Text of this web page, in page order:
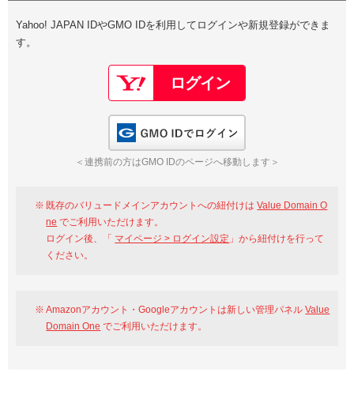
Google
GMO ID Amazon
※AmazonはValue Domain Oneのログイン画面へ遷移します
Value Domain Oneアカウント作成
以下でも登録可能
Google Yahoo!
GMO ID
Yahoo! JAPAN IDやGMO IDを利用してログインや新規登録ができま
す。
＜連携前の方はGMO IDのページへ移動します＞
既存のバリュードメインアカウントへの紐付けはValue Domain O
ne でご利用いただけます。
ログイン後、「 マイページ > ログイン設定 」から紐付けを行って
ください。
Amazonアカウント・Googleアカウントは新しい管理パネルValue
Domain One でご利用いただけます。